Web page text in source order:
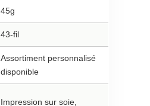
45g
43-fil
Assortiment personnalisé
disponible
Impression sur soie,